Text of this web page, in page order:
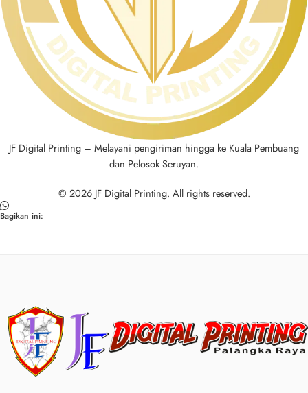
JF Digital Printing – Melayani pengiriman hingga ke Kuala Pembuang
dan Pelosok Seruyan.
© 2026 JF Digital Printing. All rights reserved.
Bagikan ini: